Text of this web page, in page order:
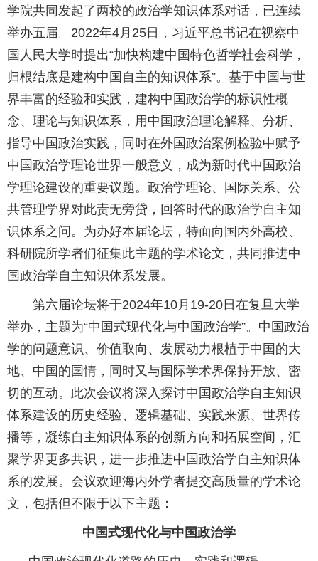
学院共同发起了两校的政治学知识体系对话，已连续
举办五届。2022年4月25日，习近平总书记在视察中
国人民大学时提出“加快构建中国特色哲学社会科学，
归根结底是建构中国自主的知识体系”。基于中国与世
界丰富的经验和实践，建构中国政治学的标识性概
念、理论与知识体系，用中国政治理论解释、分析、
指导中国政治实践，同时在外国政治案例检验中赋予
中国政治学理论世界一般意义，成为新时代中国政治
学理论建设的重要议题。政治学理论、国际关系、公
共管理学界对此责无旁贷，回答时代的政治学自主知
识体系之问。为办好本届论坛，特面向国内外高校、
科研院所学者们征集此主题的学术论文，共同推进中
国政治学自主知识体系发展。
第六届论坛将于2024年10月19-20日在复旦大学
举办，主题为“中国式现代化与中国政治学”。中国政治
学的问题意识、价值取向、发展动力根植于中国的大
地、中国的国情，同时又与国际学术界保持开放、密
切的互动。此次会议将深入探讨中国政治学自主知识
体系建设的历史经验、逻辑基础、实践来源、世界传
播等，凝练自主知识体系的创新方向和拓展空间，汇
聚学界更多共识，进一步推进中国政治学自主知识体
系的发展。会议欢迎海内外学者提交高质量的学术论
文，包括但不限于以下主题：
中国式现代化与中国政治学